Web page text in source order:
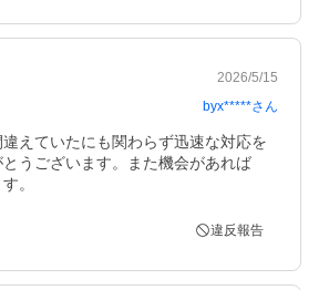
2026/5/15
byx*****さん
えていたにも関わらず迅速な対応を
うございます。また機会があれば
。
違反報告